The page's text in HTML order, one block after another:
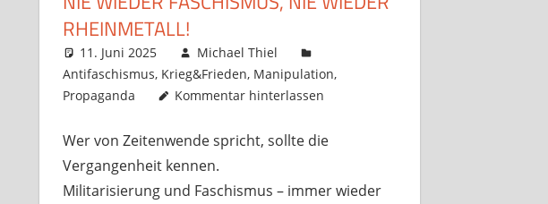
RHEINMETALL!
11. Juni 2025
Michael Thiel
Antifaschismus, Krieg&Frieden, Manipulation,
Propaganda
Kommentar hinterlassen
Wer von Zeitenwende spricht, sollte die
Vergangenheit kennen.
Militarisierung und Faschismus – immer wieder